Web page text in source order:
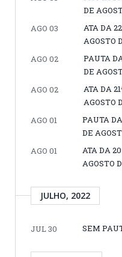
DE
AGO 03
ATA DA
AGOSTO
AGO 02
PAUTA
DE
AGO 02
ATA DA
AGOSTO
AGO 01
PAUTA
DE
AGO 01
ATA DA
AGOSTO
JULHO, 2022
JUL 30 SEM